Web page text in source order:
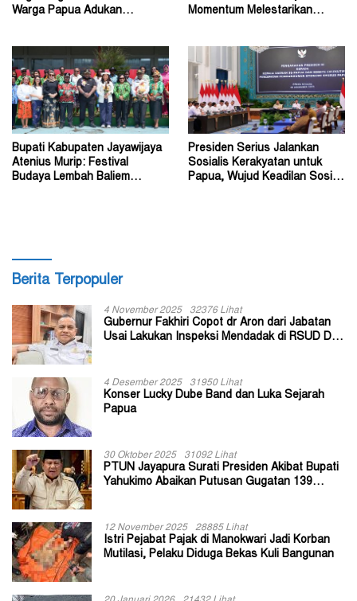
Warga Papua Adukan
Momentum Melestarikan
Bupati Kabupaten Jayawijaya
Atenius Murip: Festival
Budaya Lembah Baliem
Presiden Serius Jalankan
Sosialis Kerakyatan untuk
Papua, Wujud Keadilan Sosial
Berita Terpopuler
4 November 2025 32376 Lihat
Gubernur Fakhiri Copot dr Aron dari Jabatan
Usai Lakukan Inspeksi Mendadak di RSUD Dok
4 Desember 2025 31950 Lihat
Konser Lucky Dube Band dan Luka Sejarah
Papua
30 Oktober 2025 31092 Lihat
PTUN Jayapura Surati Presiden Akibat Bupati
Yahukimo Abaikan Putusan Gugatan 139
12 November 2025 28885 Lihat
Istri Pejabat Pajak di Manokwari Jadi Korban
Mutilasi, Pelaku Diduga Bekas Kuli Bangunan